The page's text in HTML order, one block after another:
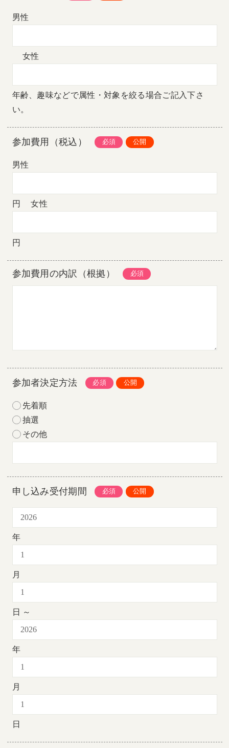
男性
女性
年齢、趣味などで属性・対象を絞る場合ご記入下さ
い。
参加費用（税込）
男性
円女性
円
参加費用の内訳（根拠）
参加者決定方法
先着順
抽選
その他
申し込み受付期間
年
月
日 ～
年
月
日